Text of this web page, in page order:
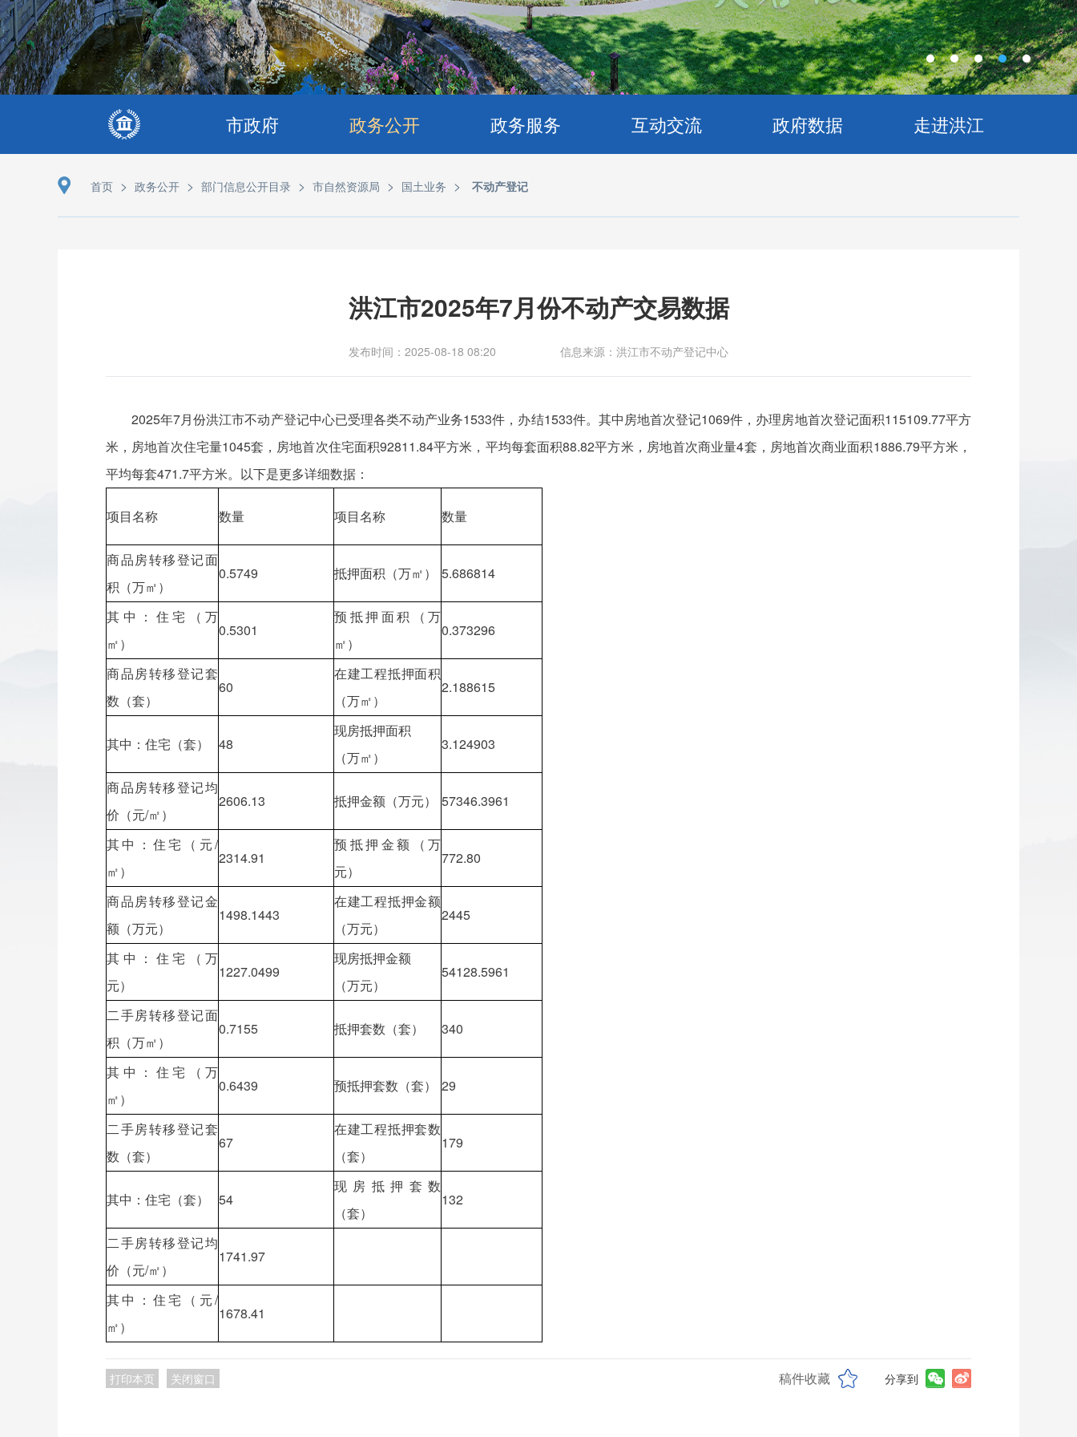
市政府 政务公开 政务服务 互动交流 政府数据 走进洪江
首页 > 政务公开 > 部门信息公开目录 > 市自然资源局 > 国土业务 > 不动产登记
洪江市2025年7月份不动产交易数据
发布时间：2025-08-18 08:20 信息来源：洪江市不动产登记中心
2025年7月份洪江市不动产登记中心已受理各类不动产业务1533件，办结1533件。其中房地首次登记1069件，办理房地首次登记面积115109.77平方
米，房地首次住宅量1045套，房地首次住宅面积92811.84平方米，平均每套面积88.82平方米，房地首次商业量4套，房地首次商业面积1886.79平方米，
平均每套471.7平方米。以下是更多详细数据：
项目名称 数量 项目名称 数量
商品房转移登记面
积（万㎡）
0.5749 抵押面积（万㎡） 5.686814
其中：住宅（万
㎡）
0.5301
预抵押面积（万
㎡）
0.373296
商品房转移登记套
数（套）
60
在建工程抵押面积
（万㎡）
2.188615
其中：住宅（套） 48
现房抵押面积
（万㎡）
3.124903
商品房转移登记均
价（元/㎡）
2606.13 抵押金额（万元） 57346.3961
其中：住宅（元/
㎡）
2314.91
预抵押金额（万
元）
772.80
商品房转移登记金
额（万元）
1498.1443
在建工程抵押金额
（万元）
2445
其中：住宅（万
元）
1227.0499
现房抵押金额
（万元）
54128.5961
二手房转移登记面
积（万㎡）
0.7155 抵押套数（套） 340
其中：住宅（万
㎡）
0.6439 预抵押套数（套） 29
二手房转移登记套
数（套）
67
在建工程抵押套数
（套）
179
其中：住宅（套） 54
现房抵押套数
（套）
132
二手房转移登记均
价（元/㎡）
1741.97
其中：住宅（元/
㎡）
1678.41
打印本页 关闭窗口 稿件收藏 分享到